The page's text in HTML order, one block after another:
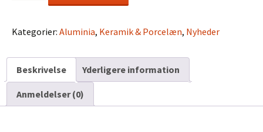
261
Kategorier: Aluminia, Keramik & Porcelæn, Nyheder
Beskrivelse Yderligere information
Anmeldelser (0)